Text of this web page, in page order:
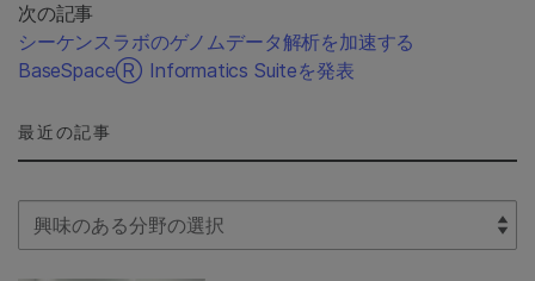
次の記事
シーケンスラボのゲノムデータ解析を加速する
BaseSpaceⓇ Informatics Suiteを発表
最近の記事
Select Filter